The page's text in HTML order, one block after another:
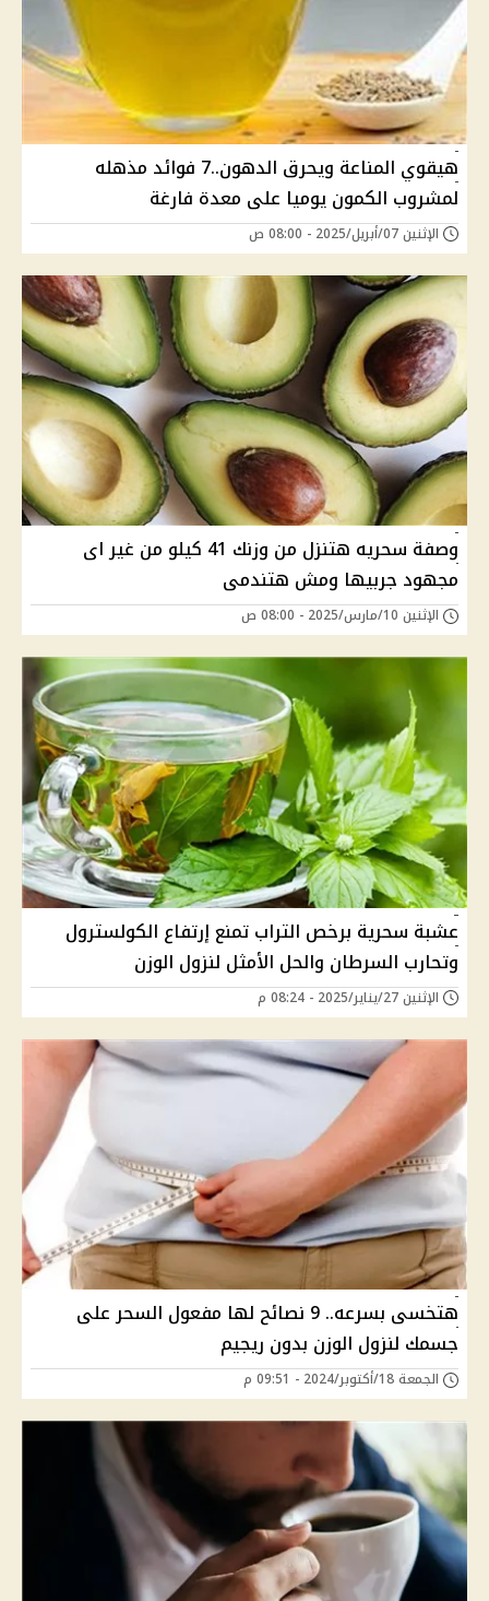
هيقوي المناعة ويحرق الدهون..7 فوائد مذهله
لمشروب الكمون يوميا على معدة فارغة
الإثنين 07/أبريل/2025 - 08:00 ص
وصفة سحريه هتنزل من وزنك 41 كيلو من غير اى
مجهود جربيها ومش هتندمى
الإثنين 10/مارس/2025 - 08:00 ص
عشبة سحرية برخص التراب تمنع إرتفاع الكولسترول
وتحارب السرطان والحل الأمثل لنزول الوزن
الإثنين 27/يناير/2025 - 08:24 م
هتخسى بسرعه.. 9 نصائح لها مفعول السحر على
جسمك لنزول الوزن بدون ريجيم
الجمعة 18/أكتوبر/2024 - 09:51 م